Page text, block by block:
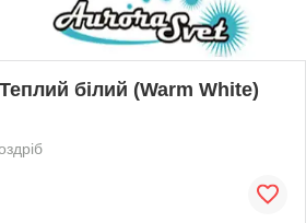
білий (Warm White)